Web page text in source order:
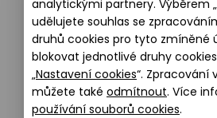
Oblíbené
analytickými partnery. Výběrem „
udělujete souhlas se
druhů cookies pro tyto zmíněné
blokovat jednotlivé druhy
„Nastavení cookies“. Zpracování
můžete také odmítnout. Více
používání souborů cookies.